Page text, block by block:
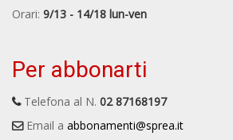
Orari: 9/13 - 14/18 lun-ven
Per abbonarti
Telefona al N. 02 87168197
Email a abbonamenti@sprea.it